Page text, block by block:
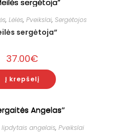
, Lėlės, Pveikslai, Sergėtojos
sergėtoja”
37.00€
Į krepšelį
lipdytais angelais, Pveikslai